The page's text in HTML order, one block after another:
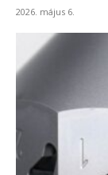
2026. május 6.